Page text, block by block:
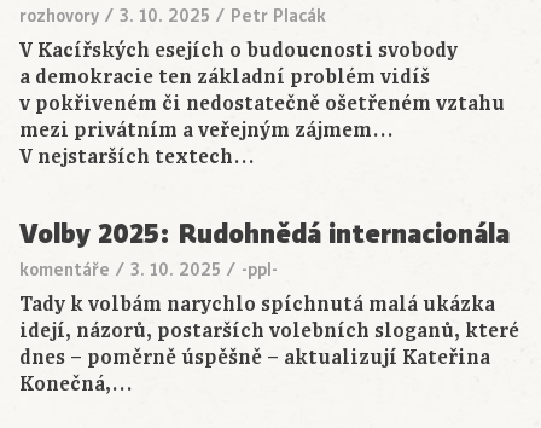
rozhovory / 3. 10. 2025 / Petr Placák
V Kacířských esejích o budoucnosti svobody
a demokracie ten základní problém vidíš
v pokřiveném či nedostatečně ošetřeném vztahu
mezi privátním a veřejným zájmem…
V nejstarších textech…
Volby 2025: Rudohnědá internacionála
komentáře / 3. 10. 2025 / -ppl-
Tady k volbám narychlo spíchnutá malá ukázka
idejí, názorů, postarších volebních sloganů, které
dnes – poměrně úspěšně – aktualizují Kateřina
Konečná,…